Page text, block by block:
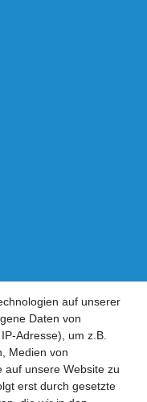
auf unserer
Daten von
Adresse), um z.B.
Medien von
auf unsere Website zu
erst durch gesetzte